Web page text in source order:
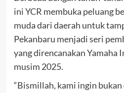
ini YCR membuka peluang
muda dari daerah untuk
Pekanbaru menjadi seri
yang direncanakan Yamaha
musim 2025.
“Bismillah, kami ingin